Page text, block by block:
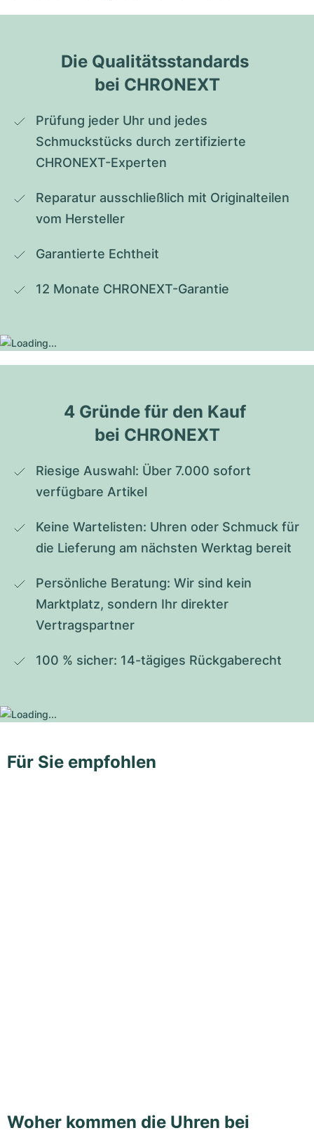
Die Qualitätsstandards
bei CHRONEXT
Prüfung jeder Uhr und jedes
Schmuckstücks durch zertifizierte
CHRONEXT-Experten
Reparatur ausschließlich mit Originalteilen
vom Hersteller
Garantierte Echtheit
12 Monate CHRONEXT-Garantie
4 Gründe für den Kauf
bei CHRONEXT
Riesige Auswahl: Über 7.000 sofort
verfügbare Artikel
Keine Wartelisten: Uhren oder Schmuck für
die Lieferung am nächsten Werktag bereit
Persönliche Beratung: Wir sind kein
Marktplatz, sondern Ihr direkter
Vertragspartner
100 % sicher: 14-tägiges Rückgaberecht
Für Sie empfohlen
Woher kommen die Uhren bei